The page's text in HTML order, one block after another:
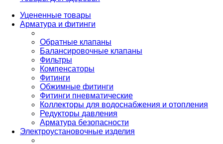
Уцененные товары
Арматура и фитинги
Обратные клапаны
Балансировочные клапаны
Фильтры
Компенсаторы
Фитинги
Обжимные фитинги
Фитинги пневматические
Коллекторы для водоснабжения и отопления
Редукторы давления
Арматура безопасности
Электроустановочные изделия